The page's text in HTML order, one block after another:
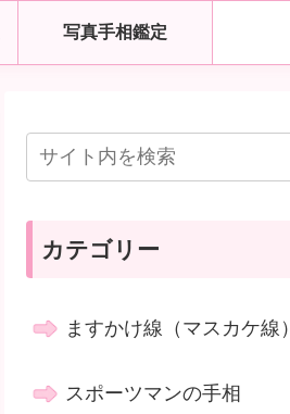
写真手相鑑定
カテゴリー
ますかけ線（マスカケ線）
スポーツマンの手相